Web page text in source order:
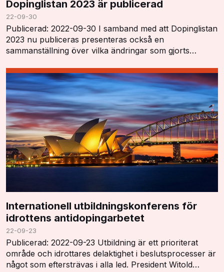
Dopinglistan 2023 är publicerad
22-09-30
Publicerad: 2022-09-30 I samband med att Dopinglistan
2023 nu publiceras presenteras också en
sammanställning över vilka ändringar som gjorts
Notes". …
Internationell utbildningskonferens för
idrottens antidopingarbetet
22-09-23
Publicerad: 2022-09-23 Utbildning är ett prioriterat
område och idrottares delaktighet i beslutsprocesser är
något som eftersträvas i alla led. President Witold